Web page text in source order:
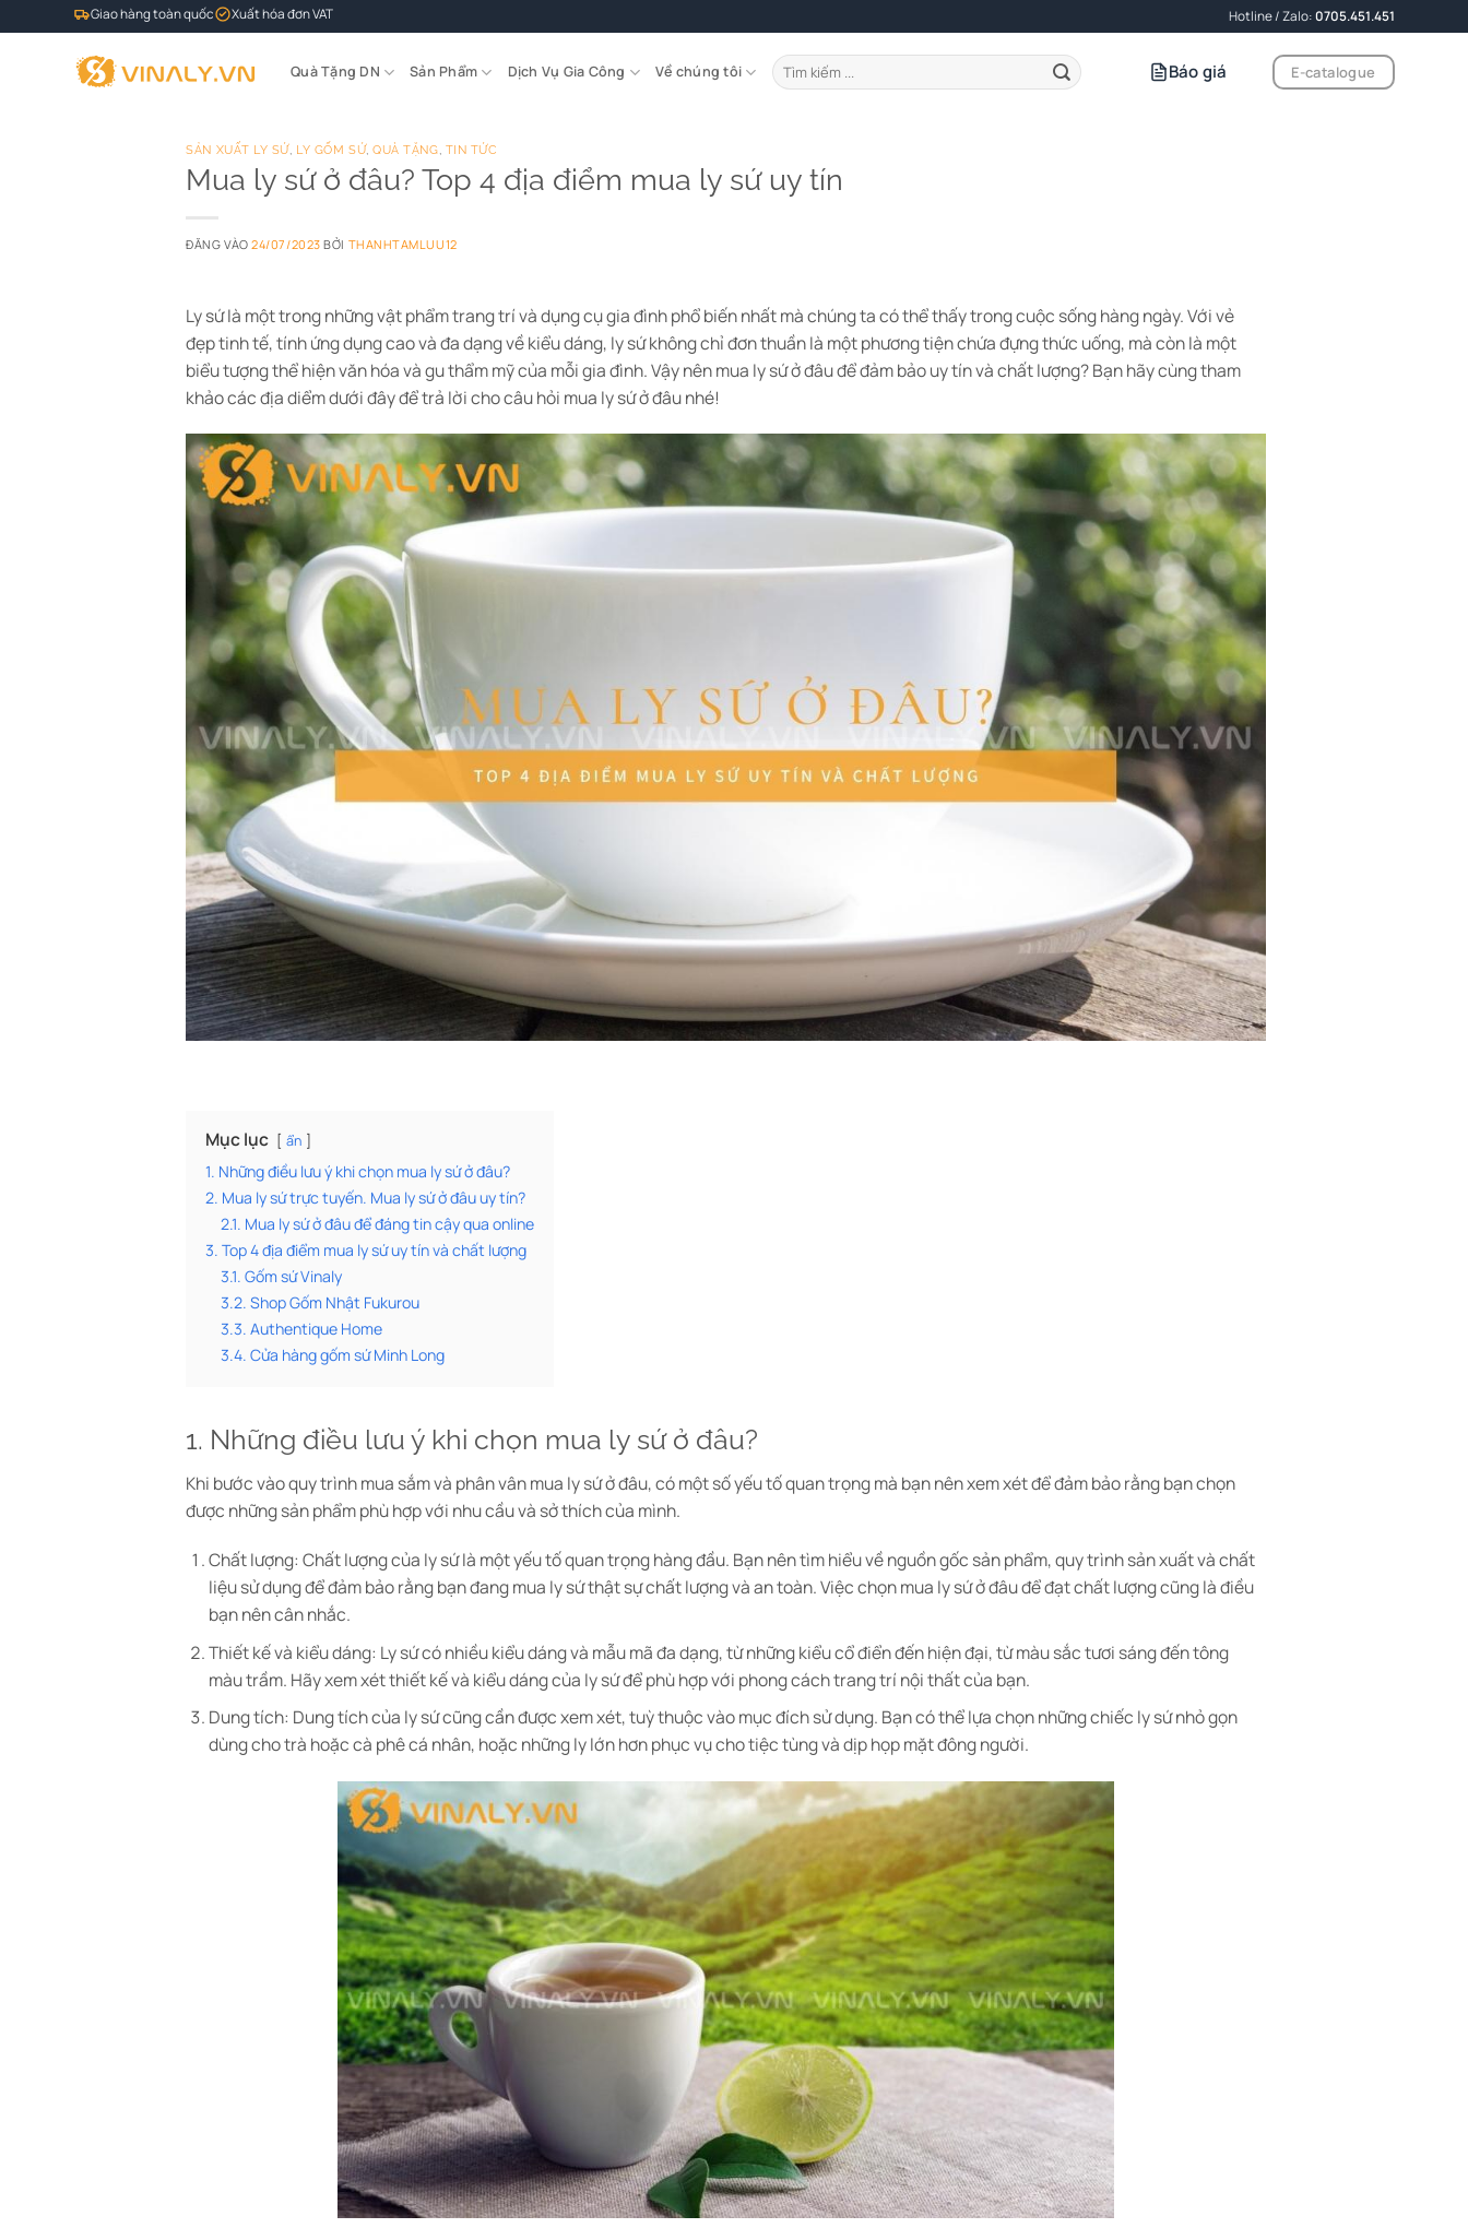
qua
Giao hàng toàn quốc Xuất hóa đơn VAT Hotline / Zalo:0705.451.451
Quà Tặng DN Sản Phẩm Dịch Vụ Gia Công Về chúng tôi
Tìm
kiếm:
Báo giá E-catalogue
SẢN XUẤT LY SỨ, LY GỐM SỨ,QUÀ TẶNG, TIN TỨC
Mua ly sứ ở đâu? Top 4 địa điểm mua ly sứ uy tín
ĐĂNG VÀO24/07/2023 BỞI THANHTAMLUU12
Ly sứ là một trong những vật phẩm trang trí và dụng cụ gia đình phổ biến nhất mà chúng ta có thể thấy trong cuộc sống hàng ngày. Với vẻ
đẹp tinh tế, tính ứng dụng cao và đa dạng về kiểu dáng, ly sứ không chỉ đơn thuần là một phương tiện chứa đựng thức uống, mà còn là một
biểu tượng thể hiện văn hóa và gu thẩm mỹ của mỗi gia đình. Vậy nên mua ly sứ ở đâu để đảm bảo uy tín và chất lượng? Bạn hãy cùng tham
khảo các địa diểm dưới đây để trả lời cho câu hỏi mua ly sứ ở đâu nhé!
Mục lục ẩn
1. Những điều lưu ý khi chọn mua ly sứ ở đâu?
2. Mua ly sứ trực tuyến. Mua ly sứ ở đâu uy tín?
2.1. Mua ly sứ ở đâu để đáng tin cậy qua online
3. Top 4 địa điểm mua ly sứ uy tín và chất lượng
3.1. Gốm sứ Vinaly
3.2. Shop Gốm Nhật Fukurou
3.3. Authentique Home
3.4. Cửa hàng gốm sứ Minh Long
1. Những điều lưu ý khi chọn mua ly sứ ở đâu?
Khi bước vào quy trình mua sắm và phân vân mua ly sứ ở đâu, có một số yếu tố quan trọng mà bạn nên xem xét để đảm bảo rằng bạn chọn
được những sản phẩm phù hợp với nhu cầu và sở thích của mình.
Chất lượng: Chất lượng của ly sứ là một yếu tố quan trọng hàng đầu. Bạn nên tìm hiểu về nguồn gốc sản phẩm, quy trình sản xuất và chất
liệu sử dụng để đảm bảo rằng bạn đang mua ly sứ thật sự chất lượng và an toàn. Việc chọn mua ly sứ ở đâu để đạt chất lượng cũng là điều
bạn nên cân nhắc.
Thiết kế và kiểu dáng: Ly sứ có nhiều kiểu dáng và mẫu mã đa dạng, từ những kiểu cổ điển đến hiện đại, từ màu sắc tươi sáng đến tông
màu trầm. Hãy xem xét thiết kế và kiểu dáng của ly sứ để phù hợp với phong cách trang trí nội thất của bạn.
Dung tích: Dung tích của ly sứ cũng cần được xem xét, tuỳ thuộc vào mục đích sử dụng. Bạn có thể lựa chọn những chiếc ly sứ nhỏ gọn
dùng cho trà hoặc cà phê cá nhân, hoặc những ly lớn hơn phục vụ cho tiệc tùng và dịp họp mặt đông người.